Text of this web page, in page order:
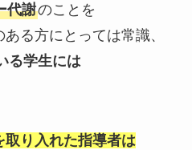
代謝のことを
る方にとっては常識、
る学生には
取り入れた指導者は